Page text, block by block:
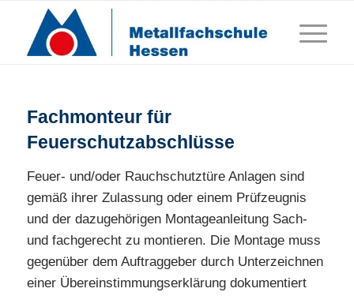
Fachmonteur für
Feuerschutzabschlüsse
Feuer- und/oder Rauchschutztüre Anlagen sind
gemäß ihrer Zulassung oder einem Prüfzeugnis
und der dazugehörigen Montageanleitung Sach-
und fachgerecht zu montieren. Die Montage muss
gegenüber dem Auftraggeber durch Unterzeichnen
einer Übereinstimmungserklärung dokumentiert